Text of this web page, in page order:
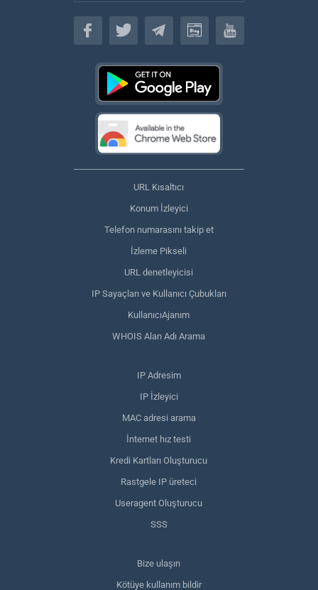
Türkçe
URL Kısaltıcı
Konum İzleyici
Telefon numarasını takip et
İzleme Pikseli
URL denetleyicisi
IP Sayaçları ve Kullanıcı Çubukları
KullanıcıAjanım
WHOIS Alan Adı Arama
IP Adresim
IP İzleyici
MAC adresi arama
İnternet hız testi
Kredi Kartları Oluşturucu
Rastgele IP üreteci
Useragent Oluşturucu
SSS
Bize ulaşın
Kötüye kullanım bildir